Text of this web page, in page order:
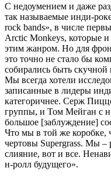
С недоумением и даже
так называемые инди-
rock bands», в числе
Arctic Monkeys, которые
этим жанром. Но для
это точно не стало бы
собирались быть
Мы всегда хотели
записанные в лидеры
категоричнее. Серж
группы, и Том Мейган с
большое [заблуждение]
Что мы в той же коробке,
чертовы Supergrass. Мы –
слияние, вот и все.
н-ролл будущего».